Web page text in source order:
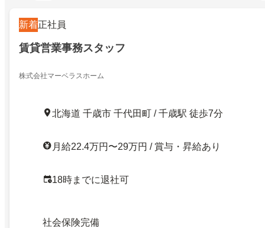
新着正社員
賃貸営業事務スタッフ
株式会社マーベラスホーム
北海道 千歳市 千代田町 / 千歳駅 徒歩7分
月給22.4万円〜29万円 / 賞与・昇給あり
18時までに退社可
社会保険完備